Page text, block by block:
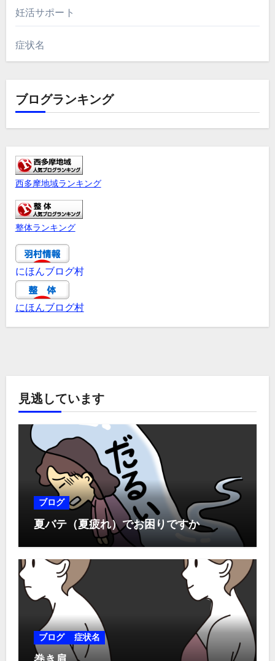
妊活サポート
症状名
ブログランキング
西多摩地域ランキング
整体ランキング
にほんブログ村
にほんブログ村
見逃しています
ブログ
夏バテ（夏疲れ）でお困りですか
ブログ 症状名